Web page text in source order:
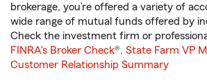
brokerage, you’re offered a variety of
wide range of mutual funds offered by
Check the investment firm or
FINRA's Broker Check®. State Farm VP
Customer Relationship Summary